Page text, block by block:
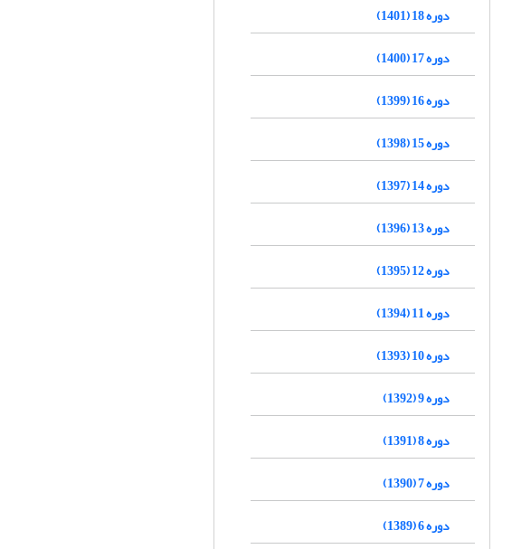
دوره 18 (1401)
دوره 17 (1400)
دوره 16 (1399)
دوره 15 (1398)
دوره 14 (1397)
دوره 13 (1396)
دوره 12 (1395)
دوره 11 (1394)
دوره 10 (1393)
دوره 9 (1392)
دوره 8 (1391)
دوره 7 (1390)
دوره 6 (1389)